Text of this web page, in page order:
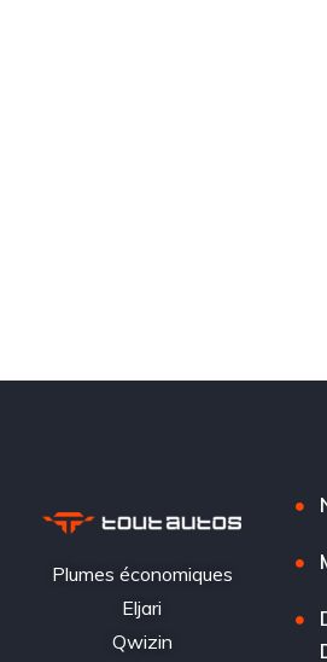
Plumes économiques
Eljari
Qwizin